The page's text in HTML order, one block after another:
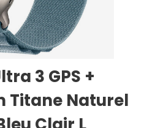
3 GPS +
Titane Naturel